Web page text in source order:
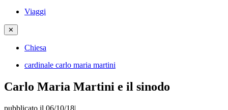
Viaggi
✕
Chiesa
cardinale carlo maria martini
Carlo Maria Martini e il sinodo
pubblicato il 06/10/18|